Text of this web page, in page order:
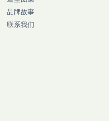
品牌故事
联系我们